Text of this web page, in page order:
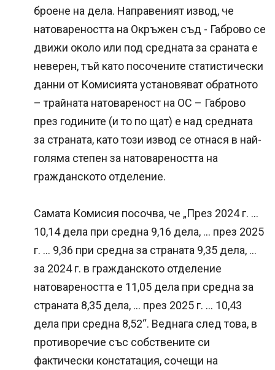
броене на дела. Направеният извод, че
натовареността на Окръжен съд - Габрово се
движи около или под средната за сраната е
неверен, тъй като посочените статистически
данни от Комисията установяват обратното
– трайната натовареност на ОС – Габрово
през годините (и то по щат) е над средната
за страната, като този извод се отнася в най-
голяма степен за натовареността на
гражданското отделение.
Самата Комисия посочва, че „През 2024 г. …
10,14 дела при средна 9,16 дела, … през 2025
г. … 9,36 при средна за страната 9,35 дела, …
за 2024 г. в гражданското отделение
натовареността е 11,05 дела при средна за
страната 8,35 дела, … през 2025 г. … 10,43
дела при средна 8,52“. Веднага след това, в
противоречие със собствените си
фактически констатация, сочещи на